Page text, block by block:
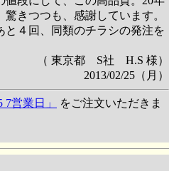
きつつも、感謝しています。
４回、同類のチラシの発注を
（ 東京都 S社 H.S 様）
2013/02/25（月）
営業日」
をご注文いただきま